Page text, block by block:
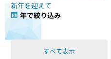
新年を迎えて
年で絞り込み
すべて表示